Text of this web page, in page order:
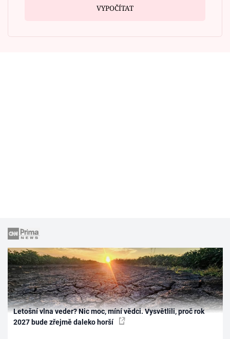
VYPOČÍTAT
Letošní vlna veder? Nic moc, míní vědci. Vysvětlili, proč rok
2027 bude zřejmě daleko horší